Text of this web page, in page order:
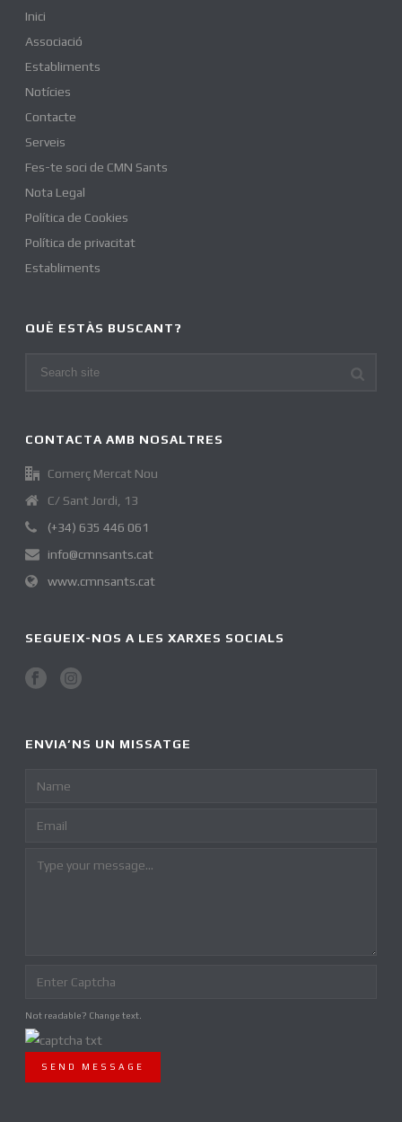
Inici
Associació
Establiments
Notícies
Contacte
Serveis
Fes-te soci de CMN Sants
Nota Legal
Política de Cookies
Política de privacitat
Establiments
QUÈ ESTÀS BUSCANT?
CONTACTA AMB NOSALTRES
Comerç Mercat Nou
C/ Sant Jordi, 13
(+34) 635 446 061
info@cmnsants.cat
www.cmnsants.cat
SEGUEIX-NOS A LES XARXES SOCIALS
ENVIA’NS UN MISSATGE
Not readable? Change text.
SEND MESSAGE